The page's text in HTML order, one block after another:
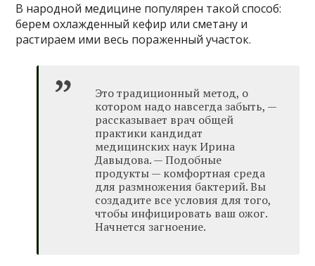
В народной медицине популярен такой способ:
берем охлажденный кефир или сметану и
растираем ими весь пораженный участок.
Это традиционный метод, о
котором надо навсегда забыть, —
рассказывает врач общей
практики кандидат
медицинских наук Ирина
Давыдова. — Подобные
продукты — комфортная среда
для размножения бактерий. Вы
создадите все условия для того,
чтобы инфицировать ваш ожог.
Начнется загноение.